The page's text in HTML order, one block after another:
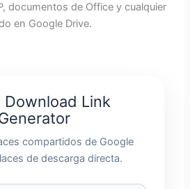
documentos de Office y cualquier
en Google Drive.
Download Link
compartidos de Google
de descarga directa.